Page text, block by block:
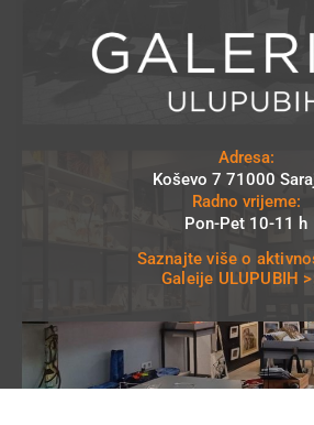
Adresa:
Koševo 7 71000
Radno vrijeme:
Pon-Pet 10-11 h
Saznajte više o
Galeije ULUPUBIH